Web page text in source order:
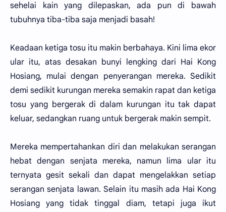
sehelai kain yang dilepaskan, ada pun di bawah
tubuhnya tiba-tiba saja menjadi basah!
Keadaan ketiga tosu itu makin berbahaya. Kini lima ekor
ular itu, atas desakan bunyi lengking dari Hai Kong
Hosiang, mulai dengan penyerangan mereka. Sedikit
demi sedikit kurungan mereka semakin rapat dan ketiga
tosu yang bergerak di dalam kurungan itu tak dapat
keluar, sedangkan ruang untuk bergerak makin sempit.
Mereka mempertahankan diri dan melakukan serangan
hebat dengan senjata mereka, namun lima ular itu
ternyata gesit sekali dan dapat mengelakkan setiap
serangan senjata lawan. Selain itu masih ada Hai Kong
Hosiang yang tidak tinggal diam, tetapi juga ikut